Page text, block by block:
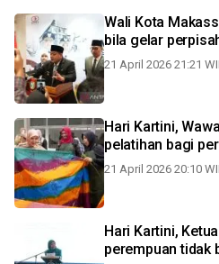
Wali Kota
bila gelar
21 April 2026 21:21
Hari Kartini,
pelatihan bagi
21 April 2026 20:10
Hari Kartini,
perempuan tidak